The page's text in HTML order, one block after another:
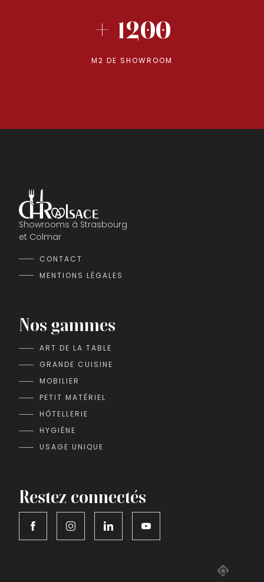
+ 1200
M2 DE SHOWROOM
Showrooms à Strasbourg
et Colmar
CONTACT
MENTIONS LÉGALES
Nos gammes
ART DE LA TABLE
GRANDE CUISINE
MOBILIER
PETIT MATÉRIEL
HÔTELLERIE
HYGIÈNE
USAGE UNIQUE
Restez connectés
Adipso,